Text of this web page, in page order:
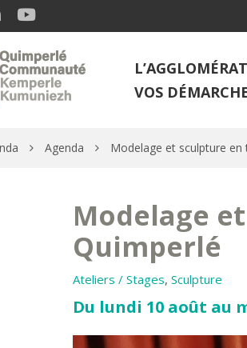
compte Facebook
vers le compte Instagram
Lien vers le compte Linkedin
VOS
Agenda Modelage et sculpture en
Modelage
Quimperlé
Ateliers / Stages, Sculpture
Du lundi 10 août au